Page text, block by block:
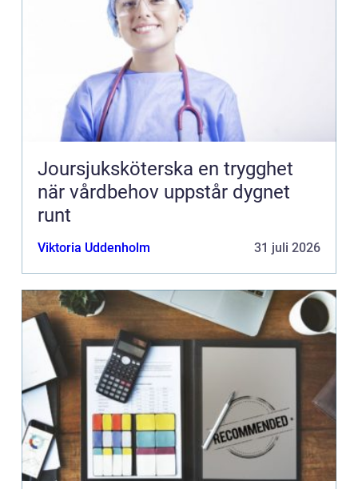
Joursjuksköterska en trygghet
när vårdbehov uppstår dygnet
runt
Viktoria Uddenholm 31 juli 2026